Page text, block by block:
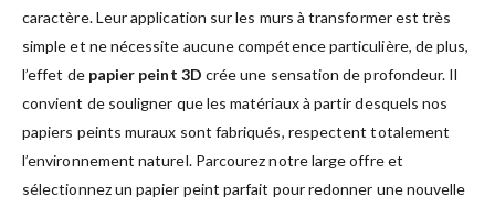
caractère. Leur application sur les murs à transformer est très
simple et ne nécessite aucune compétence particulière, de plus,
l’effet de papier peint 3D crée une sensation de profondeur. Il
convient de souligner que les matériaux à partir desquels nos
papiers peints muraux sont fabriqués, respectent totalement
l’environnement naturel. Parcourez notre large offre et
sélectionnez un papier peint parfait pour redonner une nouvelle